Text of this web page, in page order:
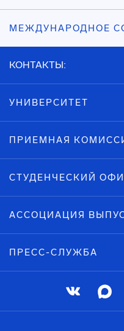
МЕЖДУНАРОДНОЕ
КОНТАКТЫ:
УНИВЕРСИТЕТ
ПРИЕМНАЯ
СТУДЕНЧЕСКИЙ
АССОЦИАЦИЯ
ПРЕСС-СЛУЖБА